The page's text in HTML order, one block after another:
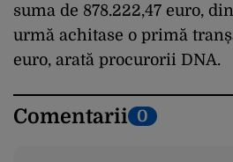
suma de 878.222,47 euro,
urmă achitase o primă
euro, arată procurorii DNA.
Comentarii 0